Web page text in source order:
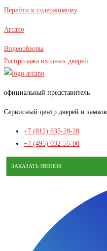
Перейти к содержимому
Arcano
Видеообзоры
Распродажа входных дверей
официальный представитель
Сервисный центр дверей и замков
+7 (812) 635-28-28
+7 (495) 032-55-00
ЗАКАЗАТЬ ЗВОНОК